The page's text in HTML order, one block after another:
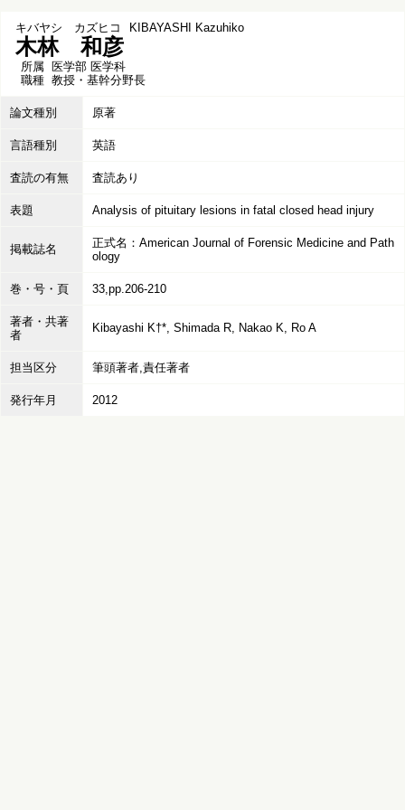
キバヤシ カズヒコ KIBAYASHI Kazuhiko
木林 和彦
所属 医学部 医学科
職種 教授・基幹分野長
論文種別 原著
言語種別 英語
査読の有無 査読あり
表題 Analysis of pituitary lesions in fatal closed head injury
掲載誌名
正式名：American Journal of Forensic Medicine and Path
ology
巻・号・頁 33,pp.206-210
著者・共著
者
Kibayashi K†*, Shimada R, Nakao K, Ro A
担当区分 筆頭著者,責任著者
発行年月 2012